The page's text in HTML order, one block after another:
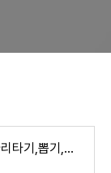
Random GO (랜덤룰렛,사다리타기,뽑기,복불복) - Google Play 앱